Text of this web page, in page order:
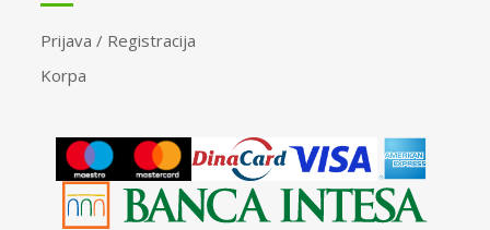
Prijava / Registracija
Korpa